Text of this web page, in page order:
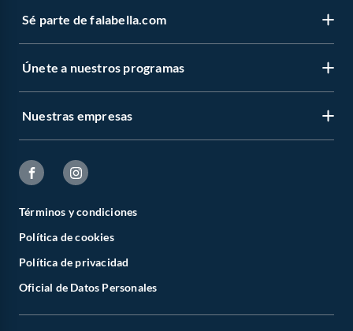
Sé parte de falabella.com
Únete a nuestros programas
Nuestras empresas
Términos y condiciones
Política de cookies
Política de privacidad
Oficial de Datos Personales